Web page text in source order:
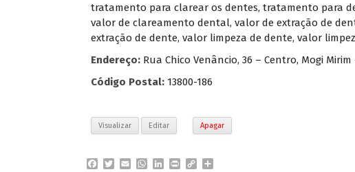
tratamento para clarear os dentes, tratamento para
valor de clareamento dental, valor de extração de
extração de dente, valor limpeza de dente, valor
Endereço: Rua Chico Venâncio, 36 – Centro, Mogi Mirim
Código Postal: 13800-186
Visualizar Editar Apagar
T
E
W
P
C